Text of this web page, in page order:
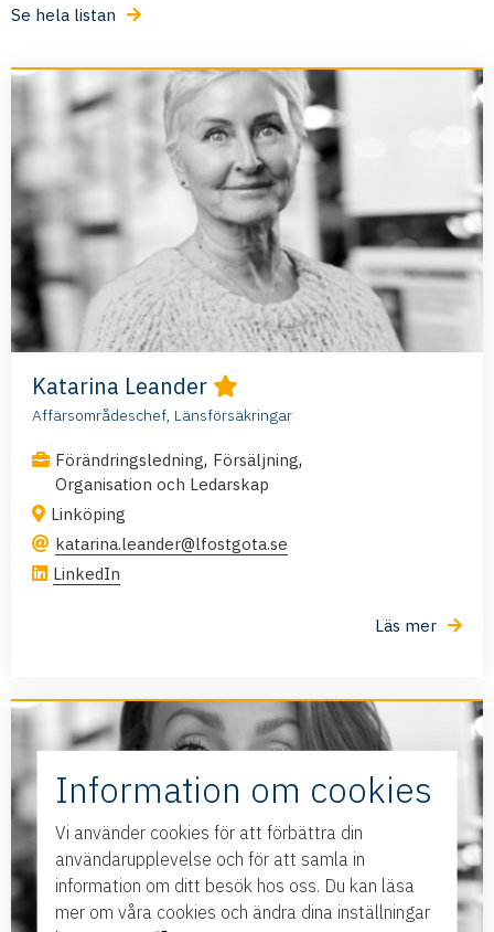
Se hela listan
Katarina Leander
Affärsområdeschef, Länsförsäkringar
Förändringsledning, Försäljning,
Organisation och Ledarskap
Linköping
katarina.leander@lfostgota.se
LinkedIn
Läs mer
Information om cookies
Vi använder cookies för att förbättra din
användarupplevelse och för att samla in
information om ditt besök hos oss. Du kan läsa
mer om våra cookies och ändra dina inställningar